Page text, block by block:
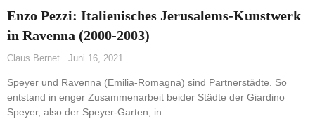
Enzo Pezzi: Italienisches Jerusalems-Kunstwerk
in Ravenna (2000-2003)
Claus Bernet Juni 16, 2021
Speyer und Ravenna (Emilia-Romagna) sind Partnerstädte. So
entstand in enger Zusammenarbeit beider Städte der Giardino
Speyer, also der Speyer-Garten, in